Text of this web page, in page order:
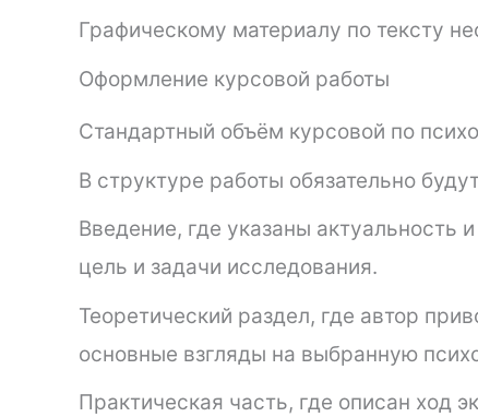
Графическому материалу по тексту
Оформление курсовой работы
Стандартный объём курсовой по
В структуре работы обязательно
Введение, где указаны актуальность
цель и задачи исследования.
Теоретический раздел, где автор
основные взгляды на выбранную
Практическая часть, где описан ход